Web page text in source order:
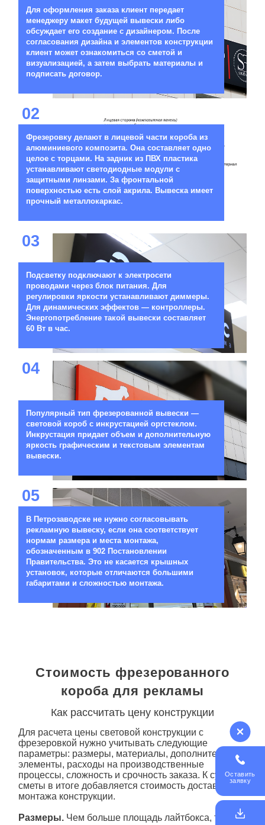
Для оформления заказа клиент передает
менеджеру макет будущей вывески либо
обсуждает его создание с дизайнером. После
согласования дизайна и элементов конструкции
клиент может ознакомиться со сметой и
визуализацией, а затем выбрать материалы и
подписать договор.
02
Фрезеровку делают в лицевой части короба из
алюминиевого композита. Она составляет одно
целое с торцами. На задник из ПВХ пластика
устанавливают светодиодные модули с
защитными линзами. За фронтальной
поверхностью есть слой акрила. Вывеска имеет
прочный металлокаркас.
03
Подсветку подключают к электросети
проводами через блок питания. Для
регулировки яркости устанавливают диммеры.
Для динамических эффектов — контроллеры.
Энергопотребление такой вывески составляет
60 Вт в час.
04
Популярный тип фрезерованной вывески —
световой короб с инкрустацией оргстеклом.
Инкрустация придает объем и дополнительную
яркость графическим и текстовым элементам
вывески.
05
В Петрозаводске не нужно согласовывать
рекламную вывеску, если она соответствует
нормам размера и места монтажа,
обозначенным в 902 Постановлении
Правительства. Это не касается крышных
установок, которые отличаются большими
габаритами и сложностью монтажа.
Стоимость фрезерованного
короба для рекламы
Как рассчитать цену конструкции
Для расчета цены световой конструкции с
фрезеровкой нужно учитывать следующие
параметры: размеры, материалы, дополнительные
элементы, расходы на производственные
процессы, сложность и срочность заказа. К сумме
сметы в итоге добавляется стоимость доставки и
монтажа конструкции.
Размеры. Чем больше площадь лайтбокса, тем
Оставить
заявку